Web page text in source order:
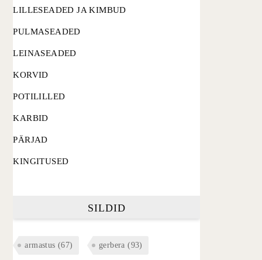
LILLESEADED JA KIMBUD
PULMASEADED
LEINASEADED
KORVID
POTILILLED
KARBID
PÄRJAD
KINGITUSED
SILDID
armastus (67) gerbera (93)